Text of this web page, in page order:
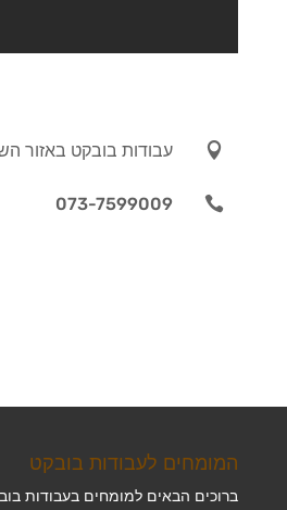
 עבודות בובקט באזור

073-7599009
המומחים לעבודות בובקט
ברוכים הבאים למומחים בעבודות